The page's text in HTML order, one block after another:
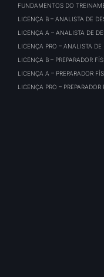
FUNDAMENTOS DO
LICENÇA B – ANALISTA DE
LICENÇA A – ANALISTA DE
LICENÇA PRO – ANALISTA DE
LICENÇA B – PREPARADOR
LICENÇA A – PREPARADOR
LICENÇA PRO – PREPARADOR